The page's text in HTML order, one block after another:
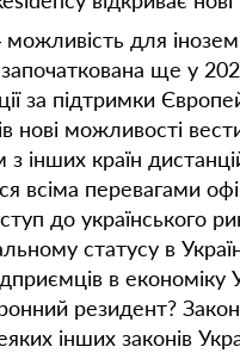
для
започаткована ще у
за підтримки
нові можливості
інших країн
всіма перевагами
до українського
статусу в
в
резидент?
інших законів